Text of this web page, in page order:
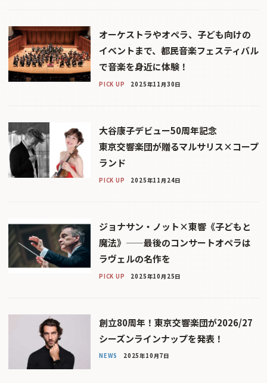
オーケストラやオペラ、子ども向けの
イベントまで、都民音楽フェスティバル
で音楽を身近に体験！
PICK UP 2025年11月30日
大谷康子デビュー50周年記念
東京交響楽団が贈るマルサリス×コープ
ランド
PICK UP 2025年11月24日
ジョナサン・ノット×東響《子どもと
魔法》——最後のコンサートオペラは
ラヴェルの名作を
PICK UP 2025年10月25日
創立80周年！東京交響楽団が2026/27
シーズンラインナップを発表！
NEWS 2025年10月7日